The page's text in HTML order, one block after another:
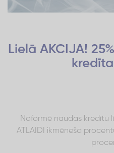
Lielā AKCIJA!
Noformē naudas kredītu
ATLAIDI ikmēneša